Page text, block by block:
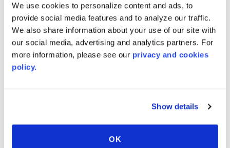
We use cookies to personalize content and ads, to
provide social media features and to analyze our traffic.
We also share information about your use of our site with
our social media, advertising and analytics partners. For
more information, please see our privacy and cookies
policy.
Show details
OK
gebruikt op installaties zonder warmtebron in de
buurt.
TANDAARD FORMAAT en KLEUROPTIES!
SUPER WHITE 8026
WHITE 8016